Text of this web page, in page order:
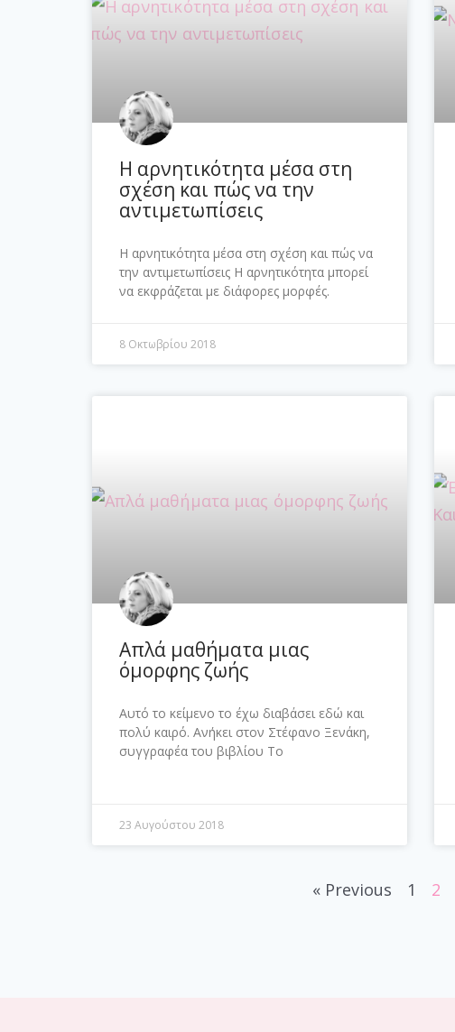
Η αρνητικότητα μέσα στη
σχέση και πώς να την
αντιμετωπίσεις
Η αρνητικότητα μέσα στη σχέση και πώς να
την αντιμετωπίσεις Η αρνητικότητα μπορεί
να εκφράζεται με διάφορες μορφές.
8 Οκτωβρίου 2018
Απλά μαθήματα μιας
όμορφης ζωής
Αυτό το κείμενο το έχω διαβάσει εδώ και
πολύ καιρό. Ανήκει στον Στέφανο Ξενάκη,
συγγραφέα του βιβλίου Το
23 Αυγούστου 2018
« Previous 1 2